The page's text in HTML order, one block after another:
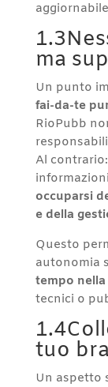
ma
Un punto
fai-da-te
RioPubb
Al
occuparsi
e della
Questo
autonomia
tempo nella
tecnici o
tuo
Un aspetto